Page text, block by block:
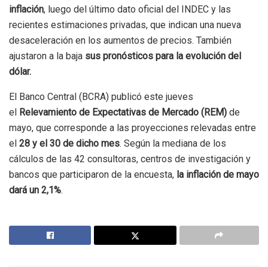
inflación, luego del último dato oficial del INDEC y las
recientes estimaciones privadas, que indican una nueva
desaceleración en los aumentos de precios. También
ajustaron a la baja sus pronósticos para la evolución del
dólar.
El Banco Central (BCRA) publicó este jueves
el Relevamiento de Expectativas de Mercado (REM) de
mayo, que corresponde a las proyecciones relevadas entre
el 28 y el 30 de dicho mes. Según la mediana de los
cálculos de las 42 consultoras, centros de investigación y
bancos que participaron de la encuesta, la inflación de mayo
dará un 2,1%.